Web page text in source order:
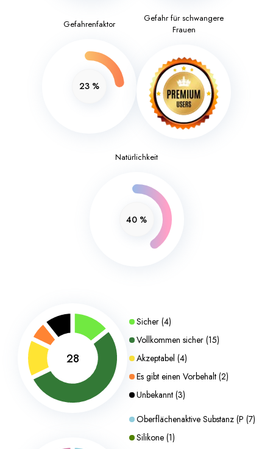
Gefahrenfaktor
23 %
Gefahr für schwangere
Frauen
Natürlichkeit
40 %
28
Sicher (4)
Vollkommen sicher (15)
Akzeptabel (4)
Es gibt einen Vorbehalt (2)
Unbekannt (3)
Oberflächenaktive Substanz (P (7)
Silikone (1)